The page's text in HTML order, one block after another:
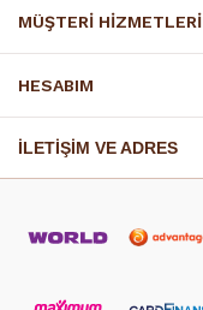
MÜŞTERİ HİZMETLERİ
HESABIM
İLETİŞİM VE ADRES